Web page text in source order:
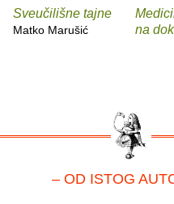
Sveučilišne tajne
Matko Marušić
na
– OD ISTOG